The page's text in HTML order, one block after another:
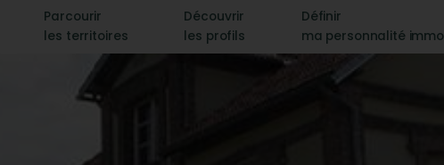
Parcourir
les territoires
Découvrir
les profils
Définir
ma personnalité immo